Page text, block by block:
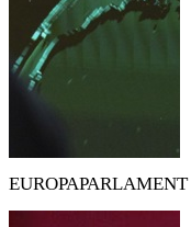
EUROPAPARLAMENT